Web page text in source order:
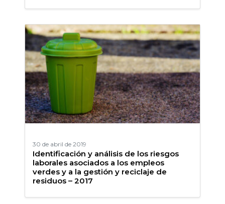
30 de abril de 2019
Identificación y análisis de los riesgos
laborales asociados a los empleos
verdes y a la gestión y reciclaje de
residuos – 2017